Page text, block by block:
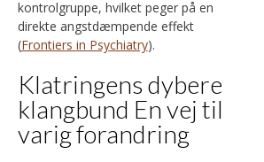
kontrolgruppe, hvilket peger på en
direkte angstdæmpende effekt
(Frontiers in Psychiatry).
Klatringens dybere
klangbund En vej til
varig forandring